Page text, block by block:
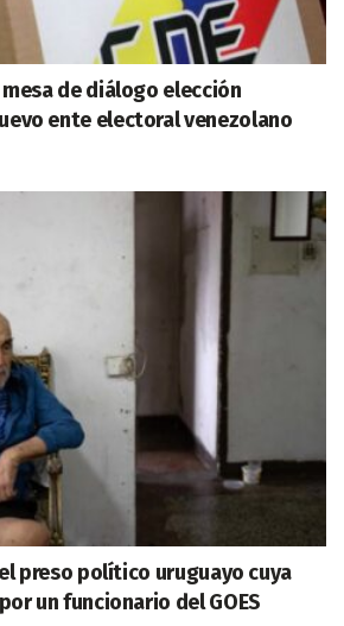
de diálogo elección
ente electoral venezolano
preso político uruguayo cuya
un funcionario del GOES